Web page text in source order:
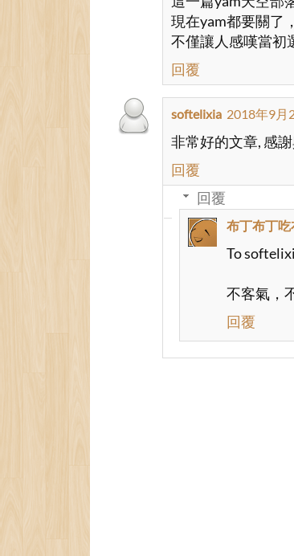
font-
    cursor:pointer;
margin-right:
#yam-video-
#yam-video-
#yam-video-
/*border:
text-
現在yam都要關了
不僅讓人感嘆當初
回覆
softelixia 2018年9月
非常好的文章, 感
回覆
回覆
布丁布丁吃
To
不客氣，
回覆